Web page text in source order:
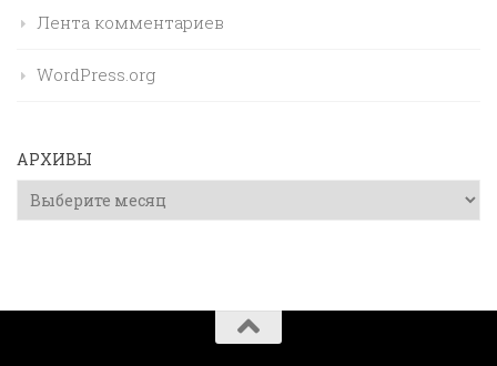
Лента комментариев
WordPress.org
АРХИВЫ
Архивы